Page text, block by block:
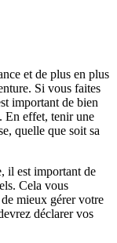
et de plus en plus
Si vous faites
important de bien
En effet, tenir une
quelle que soit sa
il est important de
Cela vous
mieux gérer votre
déclarer vos